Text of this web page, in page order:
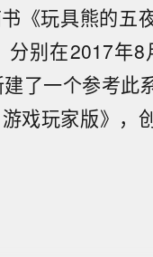
《玩具熊的五
别在2017年
了一个参考此
戏玩家版》，